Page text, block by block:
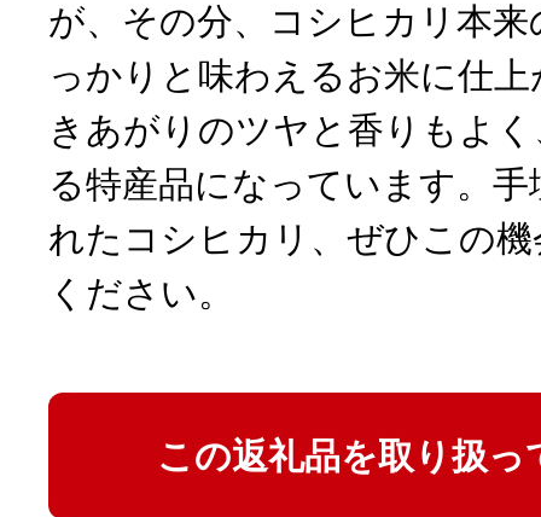
が、その分、コシヒカリ本
っかりと味わえるお米に仕
きあがりのツヤと香りもよ
る特産品になっています。
れたコシヒカリ、ぜひこの
ください。
この返礼品を取り扱っ